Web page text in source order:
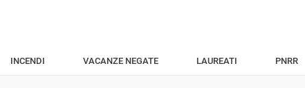
INCENDI VACANZE NEGATE LAUREATI PNRR